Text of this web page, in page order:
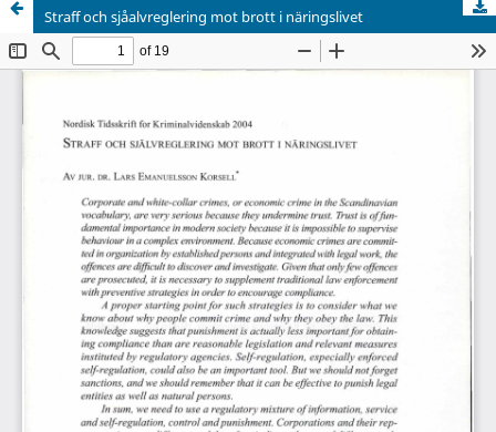
Straff och sjåalvreglering mot brott i näringslivet